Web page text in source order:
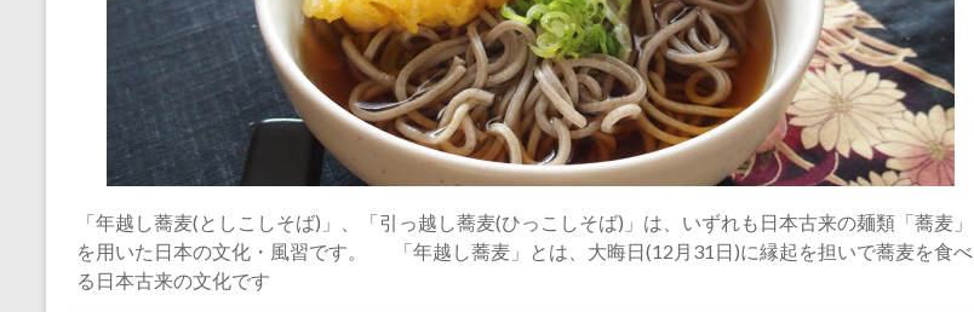
「年越し蕎麦(としこしそば)」、「引っ越し蕎麦(ひっこしそば)」は、いずれも日本古来の麺類「蕎麦」
を用いた日本の文化・風習です。 「年越し蕎麦」とは、大晦日(12月31日)に縁起を担いで蕎麦を食べ
る日本古来の文化です